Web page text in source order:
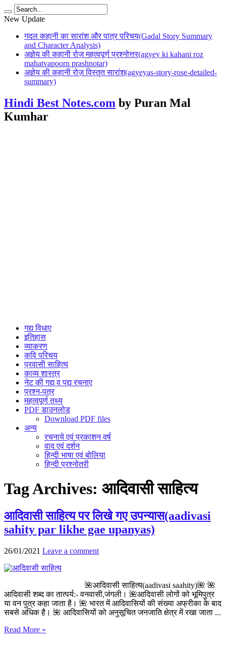
New Update
गदल कहानी का सारांश और पात्र परिचय(Gadal Story Summary
and Character Analysis)
अज्ञेय की कहानी रोज़ महत्वपूर्ण प्रश्नोत्तर(agyey ki kahani roz
mahatvapoorn prashnotar)
अज्ञेय की कहानी रोज़ विस्तृत सारांश(agyeyas-story-rose-detailed-
summary)
Hindi Best Notes.com by Puran Mal
Kumhar
गद्य विधाए
इतिहास
व्याकरण
कवि परिचय
प्रवासी साहित्य
काव्य शास्त्र
नेट की गद्य व पद्य रचनाए
प्रश्न-पत्र
महत्वपूर्ण तथ्य
PDF डाउनलोड
Download PDF files
अन्य
रचनाये एवं प्रकाशन वर्ष
वाद एवं दर्शन
हिन्दी भाषा एवं बोलिया
हिन्दी प्रश्नोतरी
Tag Archives: आदिवासी साहित्य
आदिवासी साहित्य पर लिखे गए उपन्यास(aadivasi
sahity par likhe gae upanyas)
26/01/2021 Leave a comment
🌺आदिवासी साहित्य(aadivasi saahity)🌺 🌺
आदिवासी शब्द का तात्पर्य:- वनवासी,जंगली। 🌺आदिवासी लोगों को भूमिपुत्र
या वन पुत्र कहा जाता है। 🌺 भारत में आदिवासियों की संख्या अफ्रीका के बाद
सबसे अधिक है। 🌺 आदिवासियों को अनुसूचित जनजाति क्षेत्र में रखा जाता ...
Read More »